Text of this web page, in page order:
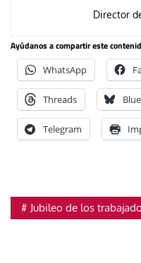
Director
Ayúdanos a compartir este
WhatsApp
Threads
Telegram
Jubileo de los